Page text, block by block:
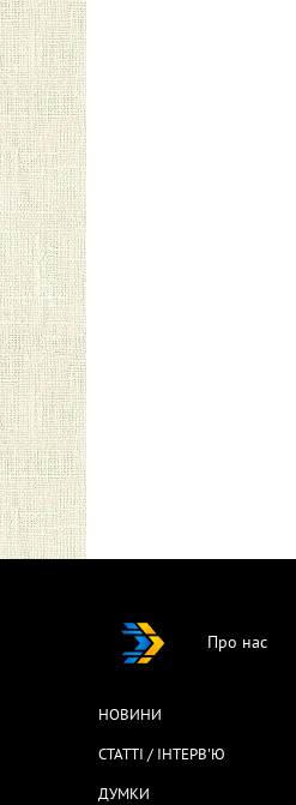
Про нас
НОВИНИ
СТАТТІ / ІНТЕРВ'Ю
ДУМКИ